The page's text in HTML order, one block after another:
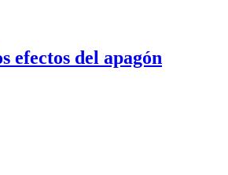
efectos del apagón